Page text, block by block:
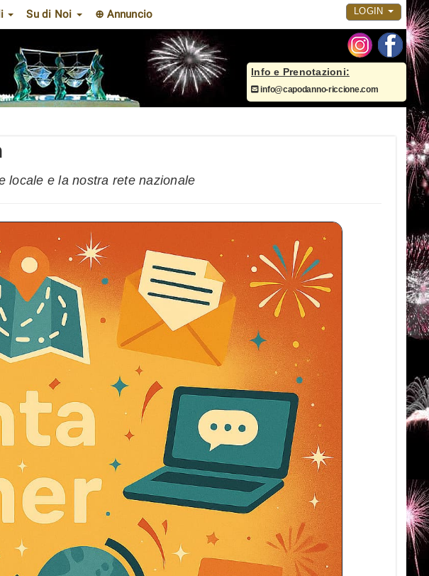
Su di Noi ⊕ Annuncio LOGIN
Info e Prenotazioni:
info@capodanno-riccione.com
locale e la nostra rete nazionale